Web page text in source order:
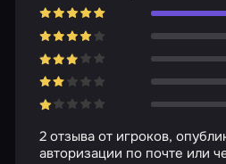
2 отзыва от игроков,
авторизации по почте или